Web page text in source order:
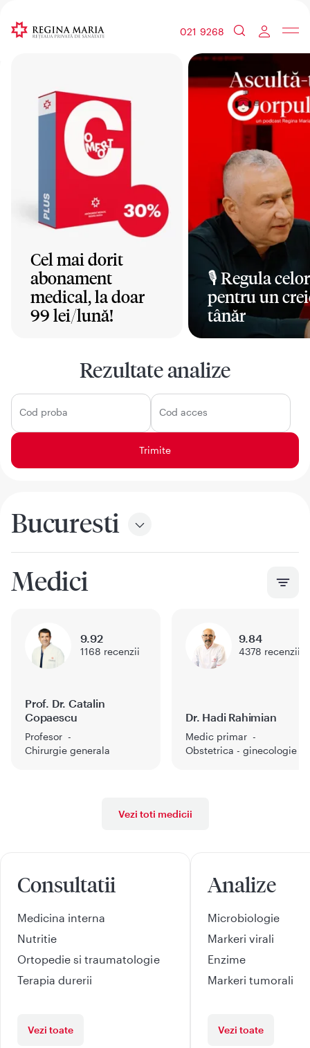
021 9268
Cel mai dorit
abonament
medical, la doar
99 lei/lună!
🎙️ Regula
pentru un
tânăr
Rezultate analize
Cod proba Cod acces
Bucuresti
Medici
Prof. Dr. Catalin
Copaescu
Profesor
Chirurgie generala
9.92
1168 recenzii
Dr. Hadi Rahimian
Medic primar
Obstetrica - ginecologie
9.84
4378 recenzii
Vezi toti medicii
Consultatii
Medicina interna
Nutritie
Ortopedie si traumatologie
Terapia durerii
Vezi toate
Analize
Microbiologie
Markeri virali
Enzime
Markeri tumorali
Vezi toate